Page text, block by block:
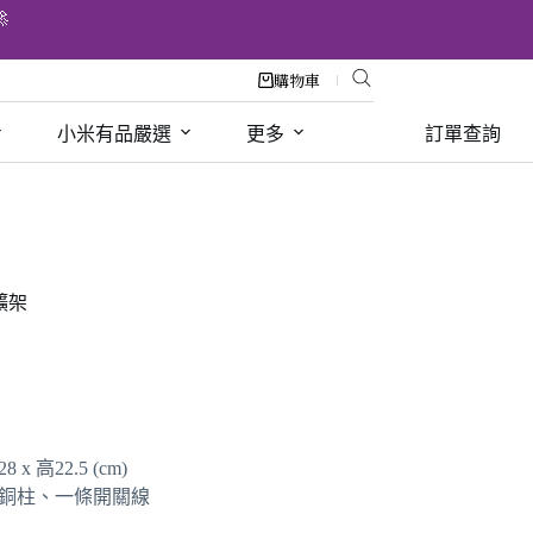
購物車
小米有品嚴選 更多 訂單查詢
架
x 高22.5 (cm)
柱、一條開關線